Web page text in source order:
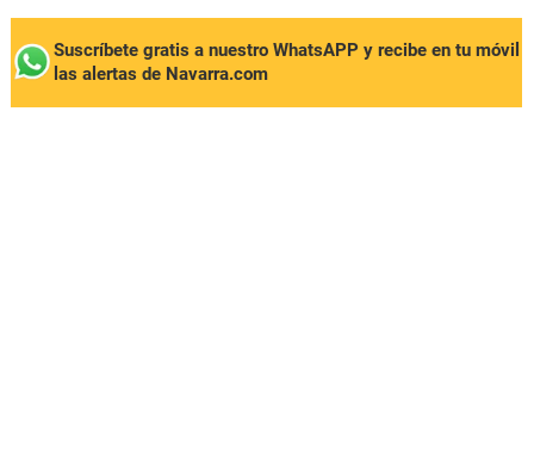
Suscríbete gratis a nuestro WhatsAPP y recibe en tu móvil
las alertas de Navarra.com